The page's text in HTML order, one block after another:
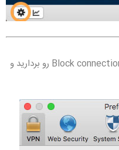
3. تیک گزینه Block connections to untrusted serers رو بردارید و